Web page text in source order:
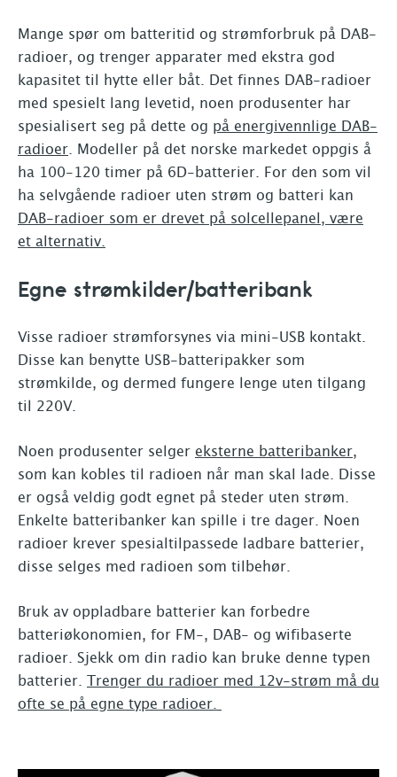
Mange spør om batteritid og strømforbruk på DAB-
radioer, og trenger apparater med ekstra god
kapasitet til hytte eller båt. Det finnes DAB-radioer
med spesielt lang levetid, noen produsenter har
spesialisert seg på dette og på energivennlige DAB-
radioer. Modeller på det norske markedet oppgis å
ha 100-120 timer på 6D-batterier. For den som vil
ha selvgående radioer uten strøm og batteri kan
DAB-radioer som er drevet på solcellepanel, være
et alternativ.
Egne strømkilder/batteribank
Visse radioer strømforsynes via mini-USB kontakt.
Disse kan benytte USB-batteripakker som
strømkilde, og dermed fungere lenge uten tilgang
til 220V.
Noen produsenter selger eksterne batteribanker,
som kan kobles til radioen når man skal lade. Disse
er også veldig godt egnet på steder uten strøm.
Enkelte batteribanker kan spille i tre dager. Noen
radioer krever spesialtilpassede ladbare batterier,
disse selges med radioen som tilbehør.
Bruk av oppladbare batterier kan forbedre
batteriøkonomien, for FM-, DAB- og wifibaserte
radioer. Sjekk om din radio kan bruke denne typen
batterier.
Trenger du radioer med 12v-strøm må du
ofte se på egne type radioer.